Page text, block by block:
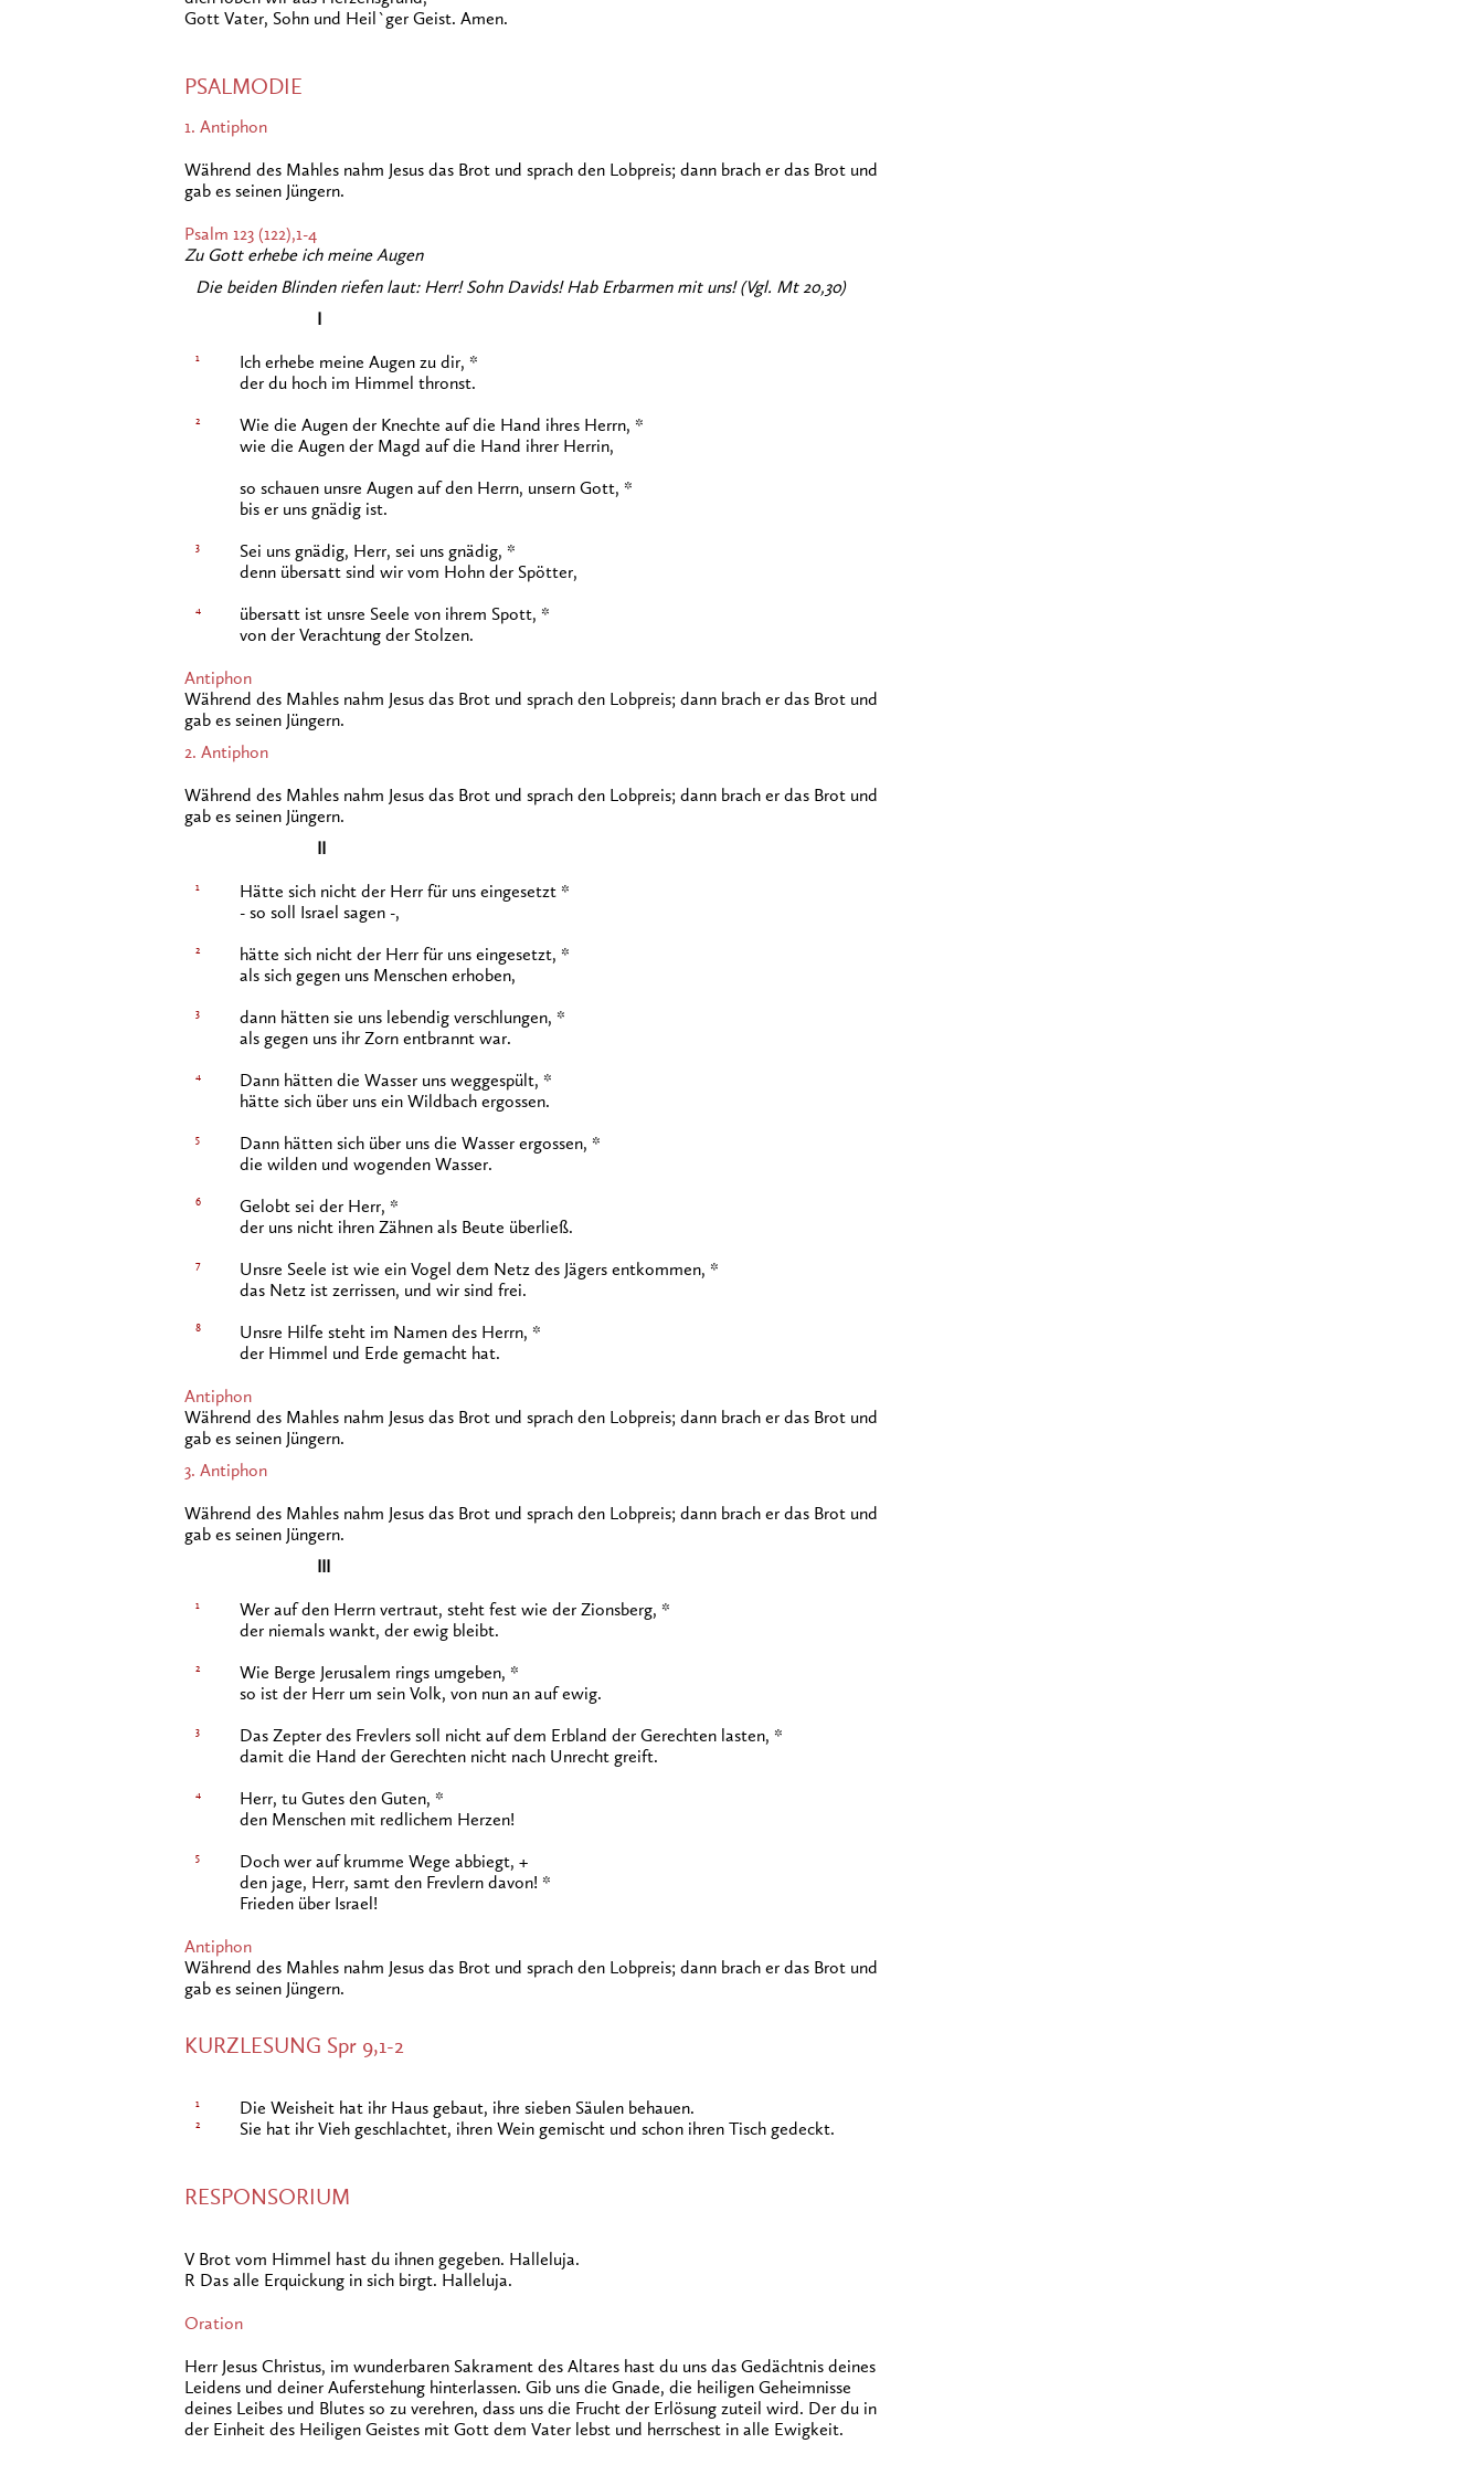
Gott Vater, Sohn und Heil`ger Geist. Amen.
PSALMODIE
1. Antiphon
Während des Mahles nahm Jesus das Brot und sprach den Lobpreis; dann brach er das Brot und
gab es seinen Jüngern.
Psalm 123 (122),1-4
Zu Gott erhebe ich meine Augen
Die beiden Blinden riefen laut: Herr! Sohn Davids! Hab Erbarmen mit uns! (Vgl. Mt 20,30)
1
Ich erhebe meine Augen zu dir, *
der du hoch im Himmel thronst.
2
Wie die Augen der Knechte auf die Hand ihres Herrn, *
wie die Augen der Magd auf die Hand ihrer Herrin,
so schauen unsre Augen auf den Herrn, unsern Gott, *
bis er uns gnädig ist.
3
Sei uns gnädig, Herr, sei uns gnädig, *
denn übersatt sind wir vom Hohn der Spötter,
4
übersatt ist unsre Seele von ihrem Spott, *
von der Verachtung der Stolzen.
Antiphon
Während des Mahles nahm Jesus das Brot und sprach den Lobpreis; dann brach er das Brot und
gab es seinen Jüngern.
2. Antiphon
Während des Mahles nahm Jesus das Brot und sprach den Lobpreis; dann brach er das Brot und
gab es seinen Jüngern.
1
Hätte sich nicht der Herr für uns eingesetzt *
- so soll Israel sagen -,
2
hätte sich nicht der Herr für uns eingesetzt, *
als sich gegen uns Menschen erhoben,
3
dann hätten sie uns lebendig verschlungen, *
als gegen uns ihr Zorn entbrannt war.
4
Dann hätten die Wasser uns weggespült, *
hätte sich über uns ein Wildbach ergossen.
5
Dann hätten sich über uns die Wasser ergossen, *
die wilden und wogenden Wasser.
6
Gelobt sei der Herr, *
der uns nicht ihren Zähnen als Beute überließ.
7
Unsre Seele ist wie ein Vogel dem Netz des Jägers entkommen, *
das Netz ist zerrissen, und wir sind frei.
8
Unsre Hilfe steht im Namen des Herrn, *
der Himmel und Erde gemacht hat.
Antiphon
Während des Mahles nahm Jesus das Brot und sprach den Lobpreis; dann brach er das Brot und
gab es seinen Jüngern.
3. Antiphon
Während des Mahles nahm Jesus das Brot und sprach den Lobpreis; dann brach er das Brot und
gab es seinen Jüngern.
1
Wer auf den Herrn vertraut, steht fest wie der Zionsberg, *
der niemals wankt, der ewig bleibt.
2
Wie Berge Jerusalem rings umgeben, *
so ist der Herr um sein Volk, von nun an auf ewig.
3
Das Zepter des Frevlers soll nicht auf dem Erbland der Gerechten lasten, *
damit die Hand der Gerechten nicht nach Unrecht greift.
4
Herr, tu Gutes den Guten, *
den Menschen mit redlichem Herzen!
5
Doch wer auf krumme Wege abbiegt, +
den jage, Herr, samt den Frevlern davon! *
Frieden über Israel!
Antiphon
Während des Mahles nahm Jesus das Brot und sprach den Lobpreis; dann brach er das Brot und
gab es seinen Jüngern.
KURZLESUNG Spr 9,1-2
1 Die Weisheit hat ihr Haus gebaut, ihre sieben Säulen behauen.
2 Sie hat ihr Vieh geschlachtet, ihren Wein gemischt und schon ihren Tisch gedeckt.
RESPONSORIUM
V Brot vom Himmel hast du ihnen gegeben. Halleluja.
R Das alle Erquickung in sich birgt. Halleluja.
Oration
Herr Jesus Christus, im wunderbaren Sakrament des Altares hast du uns das Gedächtnis deines
Leidens und deiner Auferstehung hinterlassen. Gib uns die Gnade, die heiligen Geheimnisse
deines Leibes und Blutes so zu verehren, dass uns die Frucht der Erlösung zuteil wird. Der du in
der Einheit des Heiligen Geistes mit Gott dem Vater lebst und herrschest in alle Ewigkeit.